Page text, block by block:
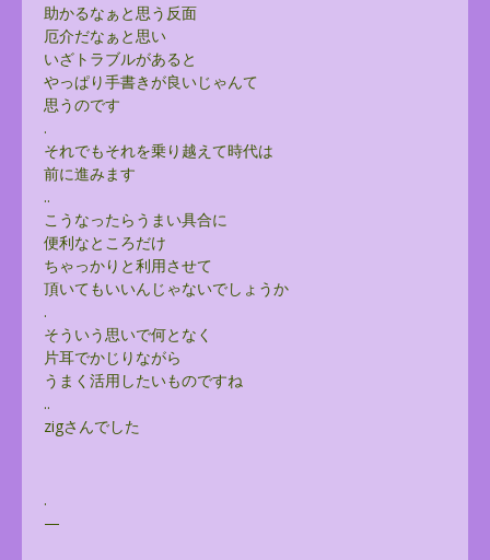
助かるなぁと思う反面
厄介だなぁと思い
いざトラブルがあると
やっぱり手書きが良いじゃんて
思うのです
.
それでもそれを乗り越えて時代は
前に進みます
..
こうなったらうまい具合に
便利なところだけ
ちゃっかりと利用させて
頂いてもいいんじゃないでしょうか
.
そういう思いで何となく
片耳でかじりながら
うまく活用したいものですね
..
zigさんでした
.
—